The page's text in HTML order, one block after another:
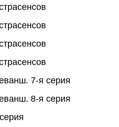
7-я серия
8-я серия